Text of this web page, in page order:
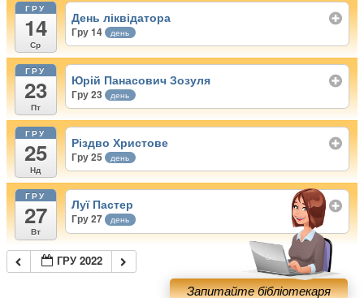
ГРУ
14
Ср
День ліквідатора
Гру 14 день
ГРУ
23
Пт
Юрій Панасович Зозуля
Гру 23 день
ГРУ
25
Нд
Різдво Христове
Гру 25 день
ГРУ
27
Вт
Луї Пастер
Гру 27 день
ГРУ 2022